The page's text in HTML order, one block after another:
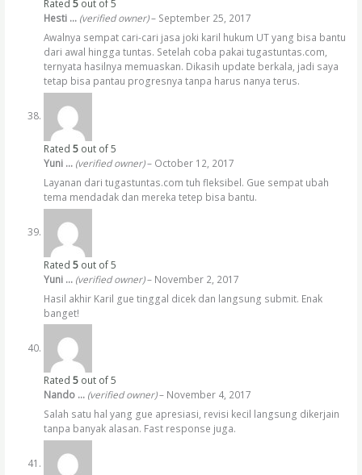
Rated 5out of 5
Hesti … (verified owner) – September 25, 2017
Awalnya sempat cari-cari jasa joki karil hukum UT yang bisa bantu
dari awal hingga tuntas. Setelah coba pakai tugastuntas.com,
ternyata hasilnya memuaskan. Dikasih update berkala, jadi saya
tetap bisa pantau progresnya tanpa harus nanya terus.
Rated 5out of 5
Yuni … (verified owner) – October 12, 2017
Layanan dari tugastuntas.com tuh fleksibel. Gue sempat ubah
tema mendadak dan mereka tetep bisa bantu.
Rated 5out of 5
Yuni … (verified owner) – November 2, 2017
Hasil akhir Karil gue tinggal dicek dan langsung submit. Enak
banget!
Rated 5out of 5
Nando … (verified owner) – November 4, 2017
Salah satu hal yang gue apresiasi, revisi kecil langsung dikerjain
tanpa banyak alasan. Fast response juga.